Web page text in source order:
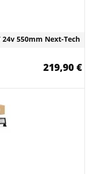
24v 550mm Next-Tech
219,90 €